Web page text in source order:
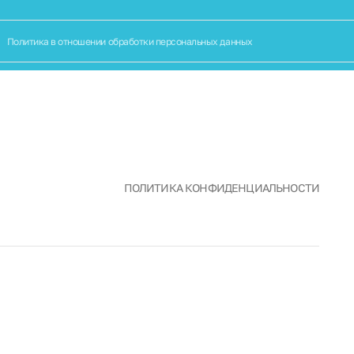
Политика в отношении обработки персональных данных
Связаться с нами МЕНЮ
ПОЛИТИКА КОНФИДЕНЦИАЛЬНОСТИ